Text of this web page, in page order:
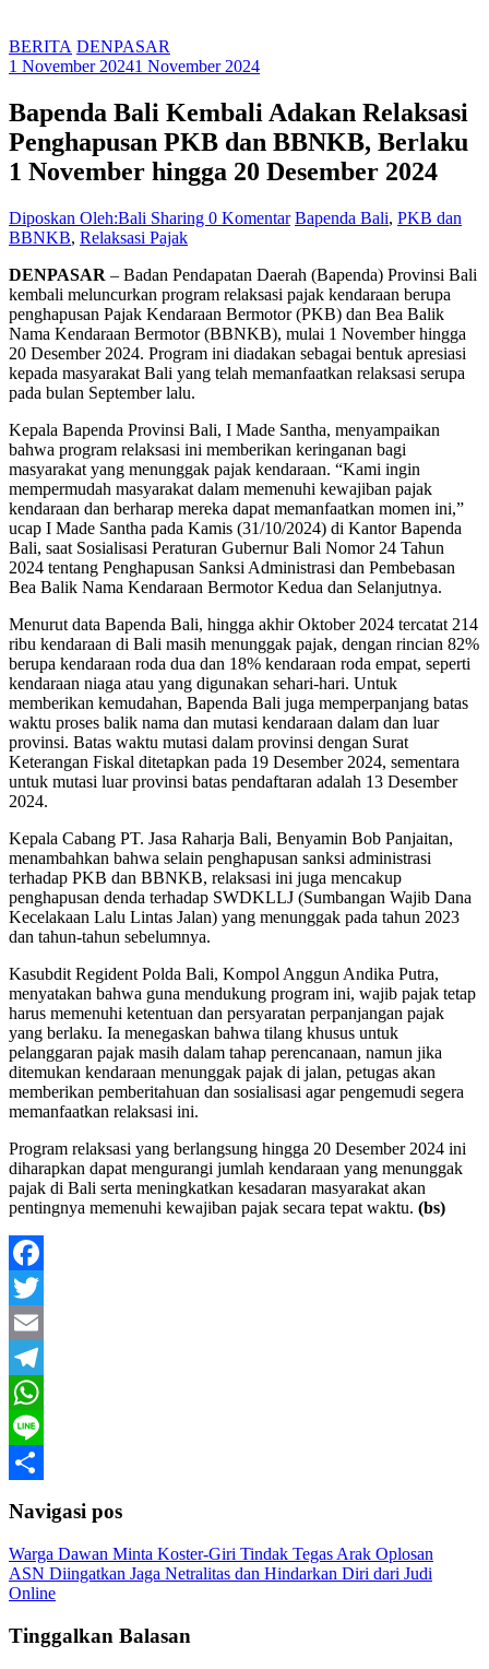
BERITA DENPASAR
1 November 20241 November 2024
Bapenda Bali Kembali Adakan Relaksasi
Penghapusan PKB dan BBNKB, Berlaku
1 November hingga 20 Desember 2024
Diposkan Oleh:Bali Sharing 0 Komentar Bapenda Bali, PKB dan
BBNKB, Relaksasi Pajak
DENPASAR – Badan Pendapatan Daerah (Bapenda) Provinsi Bali
kembali meluncurkan program relaksasi pajak kendaraan berupa
penghapusan Pajak Kendaraan Bermotor (PKB) dan Bea Balik
Nama Kendaraan Bermotor (BBNKB), mulai 1 November hingga
20 Desember 2024. Program ini diadakan sebagai bentuk apresiasi
kepada masyarakat Bali yang telah memanfaatkan relaksasi serupa
pada bulan September lalu.
Kepala Bapenda Provinsi Bali, I Made Santha, menyampaikan
bahwa program relaksasi ini memberikan keringanan bagi
masyarakat yang menunggak pajak kendaraan. “Kami ingin
mempermudah masyarakat dalam memenuhi kewajiban pajak
kendaraan dan berharap mereka dapat memanfaatkan momen ini,”
ucap I Made Santha pada Kamis (31/10/2024) di Kantor Bapenda
Bali, saat Sosialisasi Peraturan Gubernur Bali Nomor 24 Tahun
2024 tentang Penghapusan Sanksi Administrasi dan Pembebasan
Bea Balik Nama Kendaraan Bermotor Kedua dan Selanjutnya.
Menurut data Bapenda Bali, hingga akhir Oktober 2024 tercatat 214
ribu kendaraan di Bali masih menunggak pajak, dengan rincian 82%
berupa kendaraan roda dua dan 18% kendaraan roda empat, seperti
kendaraan niaga atau yang digunakan sehari-hari. Untuk
memberikan kemudahan, Bapenda Bali juga memperpanjang batas
waktu proses balik nama dan mutasi kendaraan dalam dan luar
provinsi. Batas waktu mutasi dalam provinsi dengan Surat
Keterangan Fiskal ditetapkan pada 19 Desember 2024, sementara
untuk mutasi luar provinsi batas pendaftaran adalah 13 Desember
2024.
Kepala Cabang PT. Jasa Raharja Bali, Benyamin Bob Panjaitan,
menambahkan bahwa selain penghapusan sanksi administrasi
terhadap PKB dan BBNKB, relaksasi ini juga mencakup
penghapusan denda terhadap SWDKLLJ (Sumbangan Wajib Dana
Kecelakaan Lalu Lintas Jalan) yang menunggak pada tahun 2023
dan tahun-tahun sebelumnya.
Kasubdit Regident Polda Bali, Kompol Anggun Andika Putra,
menyatakan bahwa guna mendukung program ini, wajib pajak tetap
harus memenuhi ketentuan dan persyaratan perpanjangan pajak
yang berlaku. Ia menegaskan bahwa tilang khusus untuk
pelanggaran pajak masih dalam tahap perencanaan, namun jika
ditemukan kendaraan menunggak pajak di jalan, petugas akan
memberikan pemberitahuan dan sosialisasi agar pengemudi segera
memanfaatkan relaksasi ini.
Program relaksasi yang berlangsung hingga 20 Desember 2024 ini
diharapkan dapat mengurangi jumlah kendaraan yang menunggak
pajak di Bali serta meningkatkan kesadaran masyarakat akan
pentingnya memenuhi kewajiban pajak secara tepat waktu. (bs)
Facebook
Twitter
Email
Telegram
WhatsApp
Line
Navigasi pos
Warga Dawan Minta Koster-Giri Tindak Tegas Arak Oplosan
ASN Diingatkan Jaga Netralitas dan Hindarkan Diri dari Judi
Online
Tinggalkan Balasan